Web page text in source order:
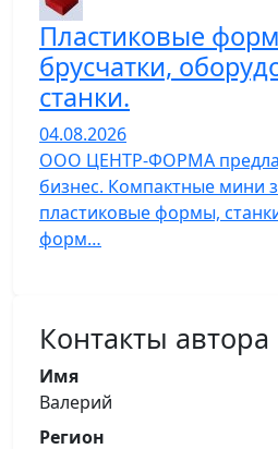
Пластиковые
брусчатки,
станки.
04.08.2026
ООО ЦЕНТР-ФОРМА
бизнес. Компактные мини
пластиковые формы,
форм…
Контакты автора
Имя
Валерий
Регион